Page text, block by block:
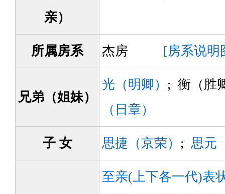
亲）
所属房系 杰房 [房系说明
兄弟（姐妹）
光（明卿） ; 衡（胜
（日章）
子 女 思捷（京荣） ; 思元
至亲(上下各一代)表